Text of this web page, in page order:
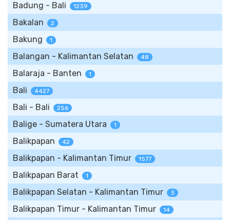
Badung - Bali 1239
Bakalan 2
Bakung 1
Balangan - Kalimantan Selatan 48
Balaraja - Banten 1
Bali 4427
Bali - Bali 256
Balige - Sumatera Utara 1
Balikpapan 42
Balikpapan - Kalimantan Timur 1577
Balikpapan Barat 1
Balikpapan Selatan - Kalimantan Timur 3
Balikpapan Timur - Kalimantan Timur 14